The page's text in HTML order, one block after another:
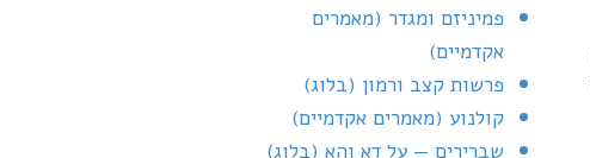
פמיניזם ומגדר (מאמרים
אקדמיים)
פרשות קצב ורמון (בלוג)
קולנוע (מאמרים אקדמיים)
שברירים — על דא והא (בלוג)